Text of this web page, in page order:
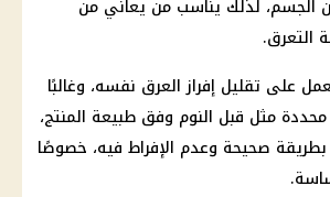
الجسم، لذلك يناسب من يعاني من
التعرق.
على تقليل إفراز العرق نفسه، وغالبًا
مثل قبل النوم وفق طبيعة المنتج،
صحيحة وعدم الإفراط فيه، خصوصًا